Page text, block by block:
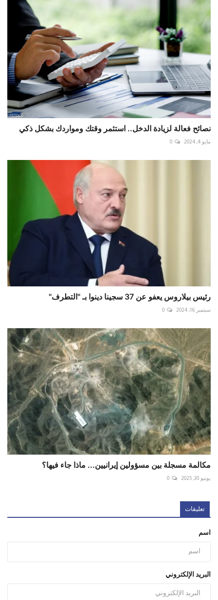
نصائح فعالة لزيادة الدخل.. استثمر وقتك ومواردك بشكل ذكي
مايو 4, 2024 0
رئيس بيلاروس يعفو عن 37 سجينا دينوا بـ "التطرف"
سبتمبر 16, 2024 0
مكالمة مسجلة بين مسؤولين إيرانيين... ماذا جاء فيها؟
يونيو 30, 2025 0
تعليقات
اسم
البريد الإلكتروني